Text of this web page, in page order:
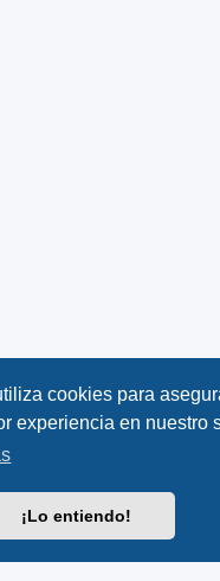
cookies para
experiencia en nuestro
¡Lo entiendo!